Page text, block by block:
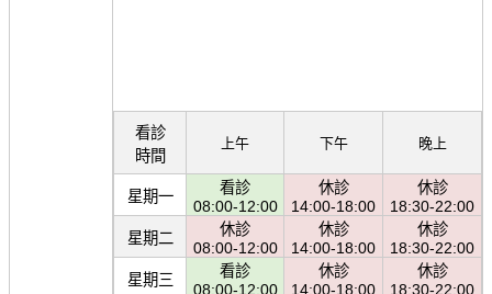
看診
時間
上午 下午 晚上
星期一
看診
08:00-12:00
休診
14:00-18:00
休診
18:30-22:00
星期二
休診
08:00-12:00
休診
14:00-18:00
休診
18:30-22:00
星期三
看診
08:00-12:00
休診
14:00-18:00
休診
18:30-22:00